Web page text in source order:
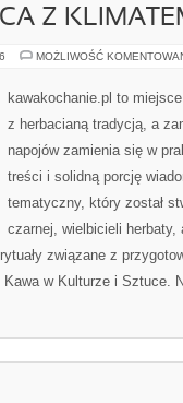
Z
MOŻLIWOŚĆ
kawakochanie.pl to
z herbacianą tradycją, a
napojów zamienia się w
treści i solidną porcję
tematyczny, który został
czarnej, wielbicieli
związane z
w Kulturze i Sztuce.